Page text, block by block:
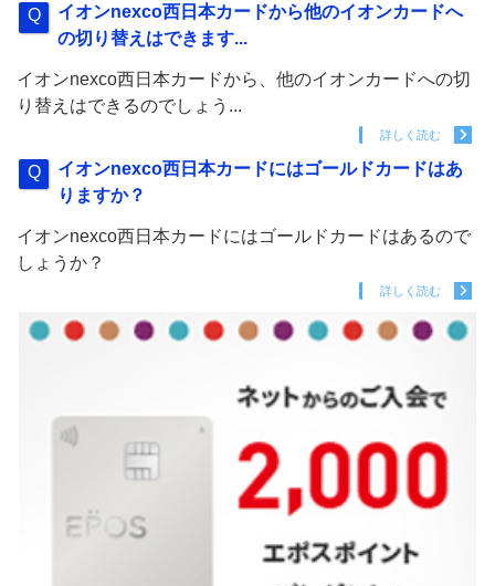
イオンnexco西日本カードから他のイオンカードへ
の切り替えはできます...
イオンnexco西日本カードから、他のイオンカードへの切
り替えはできるのでしょう...
詳しく読む
イオンnexco西日本カードにはゴールドカードはあ
りますか？
イオンnexco西日本カードにはゴールドカードはあるので
しょうか？
詳しく読む